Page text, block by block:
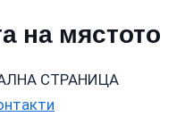
на мястото
СТРАНИЦА